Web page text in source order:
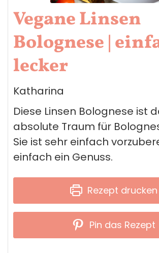
Vegane Linsen
Bolognese |
lecker
Katharina
Diese Linsen Bolognese ist
absolute Traum für
Sie ist sehr einfach
einfach ein Genuss.
Rezept drucken
Pin das Rezept